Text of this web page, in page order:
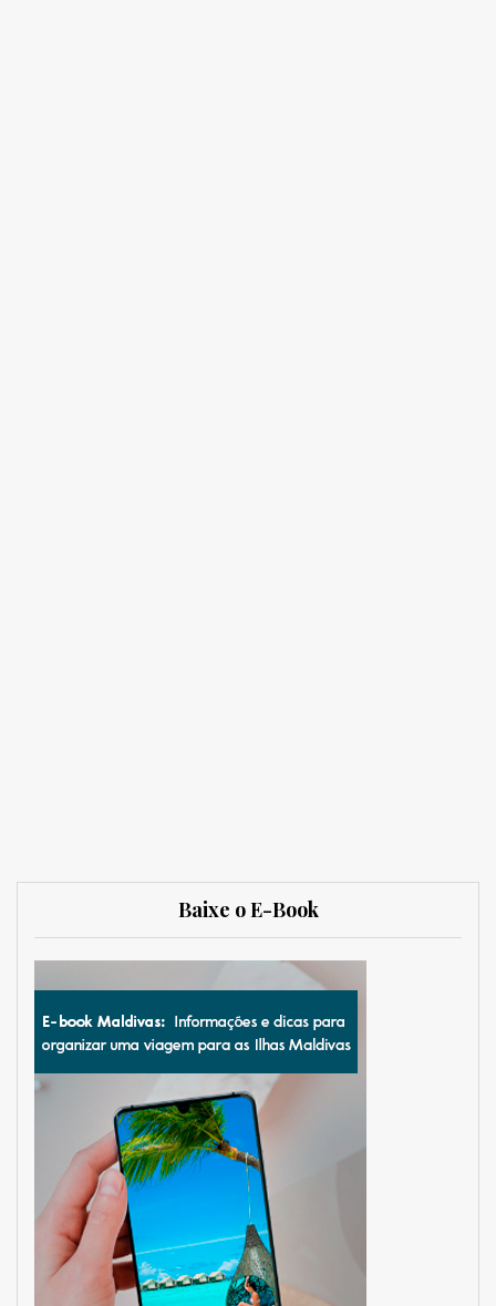
Baixe o E-Book